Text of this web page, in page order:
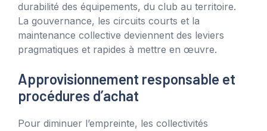
durabilité des équipements, du club au territoire.
La gouvernance, les circuits courts et la
maintenance collective deviennent des leviers
pragmatiques et rapides à mettre en œuvre.
Approvisionnement responsable et
procédures d’achat
Pour diminuer l’empreinte, les collectivités